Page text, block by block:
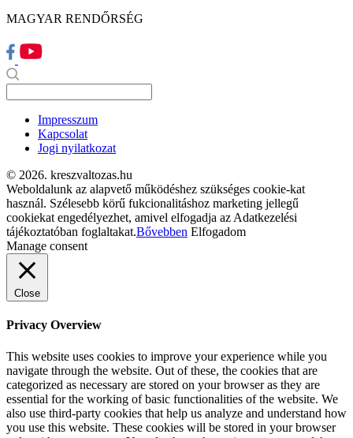
MAGYAR RENDŐRSÉG
Impresszum
Kapcsolat
Jogi nyilatkozat
© 2026. kreszvaltozas.hu
Weboldalunk az alapvető működéshez szükséges cookie-kat
használ. Szélesebb körű fukcionalitáshoz marketing jellegű
cookiekat engedélyezhet, amivel elfogadja az Adatkezelési
tájékoztatóban foglaltakat.Bővebben Elfogadom
Manage consent
Close
Privacy Overview
This website uses cookies to improve your experience while you
navigate through the website. Out of these, the cookies that are
categorized as necessary are stored on your browser as they are
essential for the working of basic functionalities of the website. We
also use third-party cookies that help us analyze and understand how
you use this website. These cookies will be stored in your browser